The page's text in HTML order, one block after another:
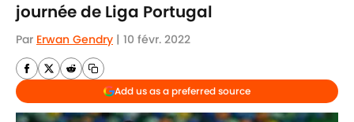
journée de Liga Portugal
Par Erwan Gendry | 10 févr. 2022
Add us as a preferred source